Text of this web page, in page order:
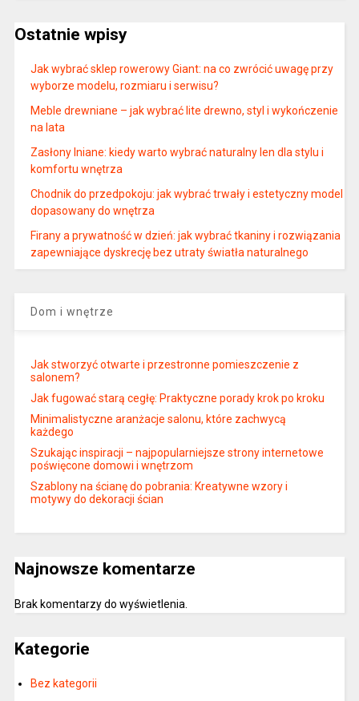
Ostatnie wpisy
Jak wybrać sklep rowerowy Giant: na co zwrócić uwagę przy
wyborze modelu, rozmiaru i serwisu?
Meble drewniane – jak wybrać lite drewno, styl i wykończenie
na lata
Zasłony lniane: kiedy warto wybrać naturalny len dla stylu i
komfortu wnętrza
Chodnik do przedpokoju: jak wybrać trwały i estetyczny model
dopasowany do wnętrza
Firany a prywatność w dzień: jak wybrać tkaniny i rozwiązania
zapewniające dyskrecję bez utraty światła naturalnego
Dom i wnętrze
Jak stworzyć otwarte i przestronne pomieszczenie z
salonem?
Jak fugować starą cegłę: Praktyczne porady krok po kroku
Minimalistyczne aranżacje salonu, które zachwycą
każdego
Szukając inspiracji – najpopularniejsze strony internetowe
poświęcone domowi i wnętrzom
Szablony na ścianę do pobrania: Kreatywne wzory i
motywy do dekoracji ścian
Najnowsze komentarze
Brak komentarzy do wyświetlenia.
Kategorie
Bez kategorii